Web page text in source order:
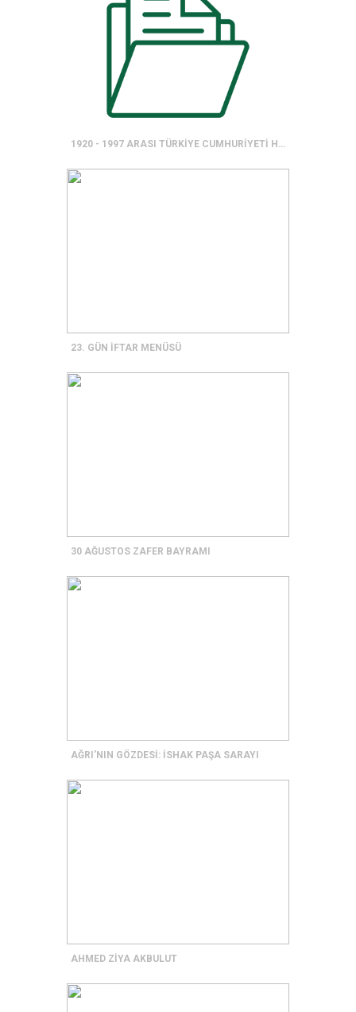
1920 - 1997 ARASI TÜRKİYE CUMHURİYETİ HÜKÜMETLERİ
23. GÜN İFTAR MENÜSÜ
30 AĞUSTOS ZAFER BAYRAMI
AĞRI’NIN GÖZDESİ: İSHAK PAŞA SARAYI
AHMED ZİYA AKBULUT